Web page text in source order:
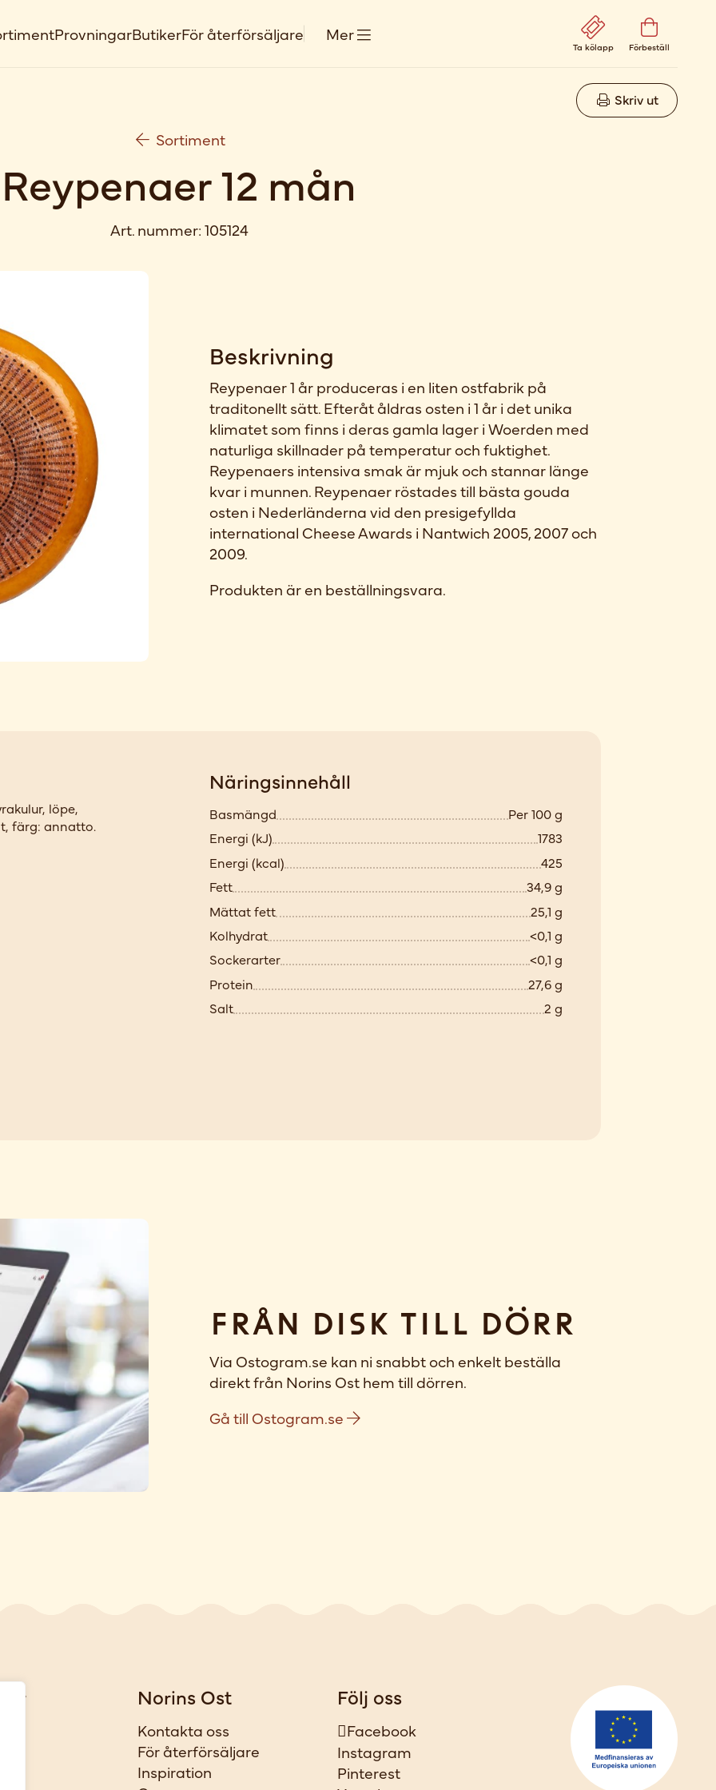
ProvningarButikerFör återförsäljare Mer
Ta kölapp Förbeställ
Skriv ut
Sortiment
Reypenaer 12 mån
Art. nummer:105124
Beskrivning
Reypenaer 1 år produceras i en liten ostfabrik på
traditonellt sätt. Efteråt åldras osten i 1 år i det unika
klimatet som finns i deras gamla lager i Woerden med
naturliga skillnader på temperatur och fuktighet.
Reypenaers intensiva smak är mjuk och stannar länge
kvar i munnen. Reypenaer röstades till bästa gouda
osten i Nederländerna vid den presigefyllda
international Cheese Awards i Nantwich 2005, 2007 och
2009.
Produkten är en beställningsvara.
löpe,
färg: annatto.
Näringsinnehåll
Basmängd
Per 100 g
Energi (kJ)
1783
Energi (kcal)
425
Fett
34,9 g
Mättat fett
25,1 g
Kolhydrat
<0,1 g
Sockerarter
<0,1 g
Protein
27,6 g
Salt
2 g
Från disk till dörr
Via Ostogram.se kan ni snabbt och enkelt beställa
direkt från Norins Ost hem till dörren.
Gå till Ostogram.se
Norins Ost
Kontakta oss
För återförsäljare
Inspiration
Följ oss
Facebook
Instagram
Pinterest